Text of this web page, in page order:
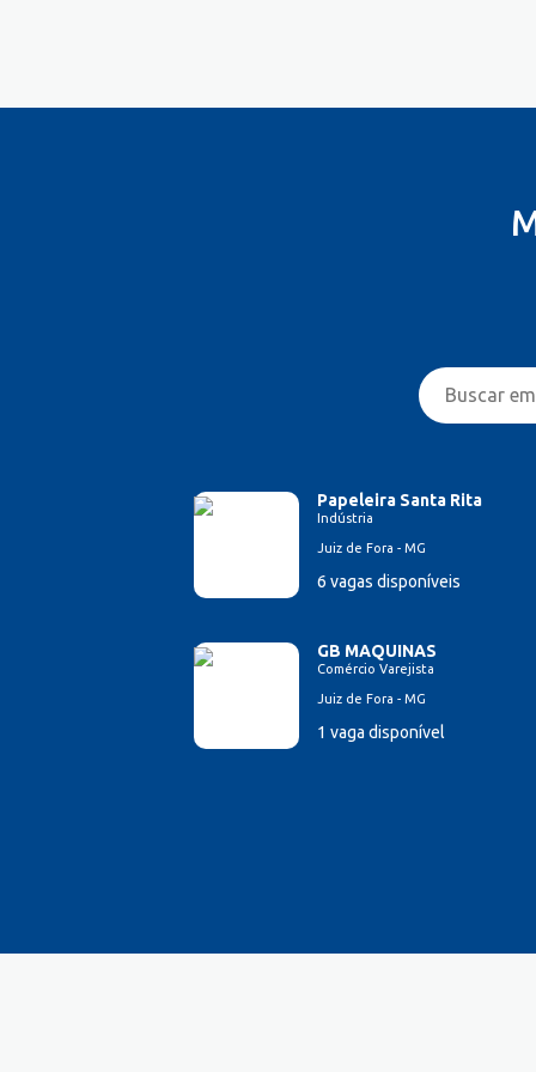
Entregador/Motoboy
Farmacêutico
Financeiro/Auxiliar Financeiro
Garagista
Papeleira Santa Rita
Indústria
Juiz de Fora - MG
6 vagas disponíveis
GB MAQUINAS
Comércio Varejista
Juiz de Fora - MG
1 vaga disponível